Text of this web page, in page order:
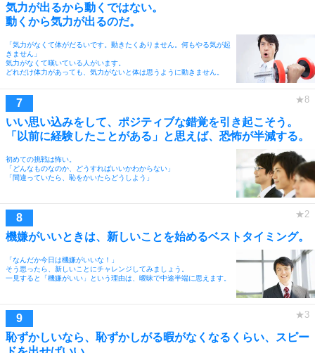
気力が出るから動くではない。
動くから気力が出るのだ。
「気力がなくて体がだるいです。動きたくありません。何もやる気が起
きません」
気力がなくて嘆いている人がいます。
どれだけ体力があっても、気力がないと体は思うように動きません。
いい思い込みをして、ポジティブな錯覚を引き起こそう。
「以前に経験したことがある」と思えば、恐怖が半減する。
初めての挑戦は怖い。
「どんなものなのか、どうすればいいかわからない」
「間違っていたら、恥をかいたらどうしよう」
機嫌がいいときは、新しいことを始めるベストタイミング。
「なんだか今日は機嫌がいいな！」
そう思ったら、新しいことにチャレンジしてみましょう。
一見すると「機嫌がいい」という理由は、曖昧で中途半端に思えます。
恥ずかしいなら、恥ずかしがる暇がなくなるくらい、スピー